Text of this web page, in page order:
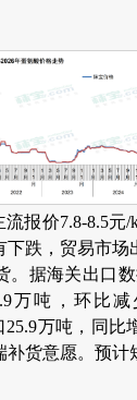
报价7.8-8.5元
下跌，贸易市场
。据海关出口数
万吨，环比减
25.9万吨，同比
补货意愿。预计